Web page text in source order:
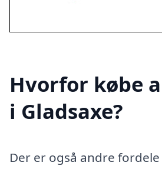
Hvorfor købe
i Gladsaxe?
Der er også andre